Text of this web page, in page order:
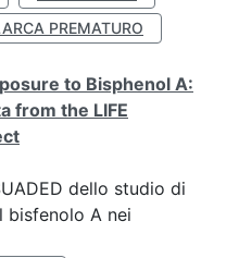
PREMATURO
to Bisphenol A:
from the LIFE
dello studio di
bisfenolo A nei